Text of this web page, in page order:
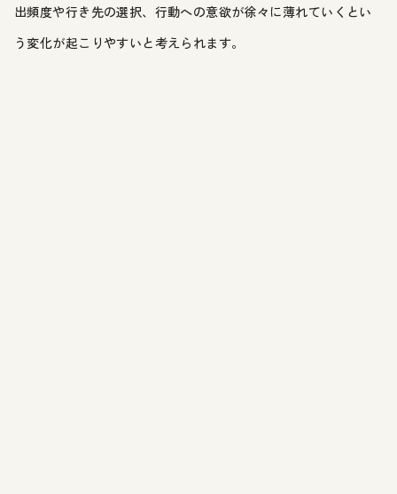
出頻度や行き先の選択、行動への意欲が徐々に薄れていくとい
う変化が起こりやすいと考えられます。